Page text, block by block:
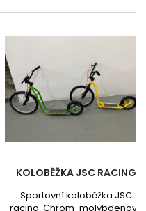
KOLOBĚŽKA JSC RACING
Sportovní koloběžka JSC
racing. Chrom-molybdenový